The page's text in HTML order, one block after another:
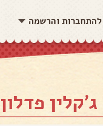
להתחברות והרשמה
פדלון